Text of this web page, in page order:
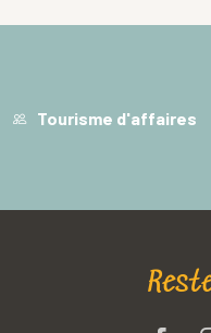
Tourisme d'affaires